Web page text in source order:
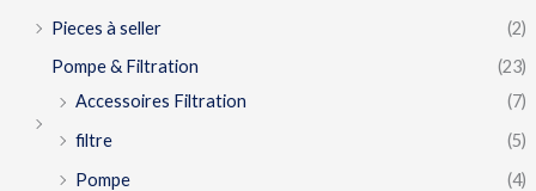
Pieces à seller
(2)
Pompe & Filtration
(23)
Accessoires Filtration
(7)
filtre
(5)
Pompe
(4)